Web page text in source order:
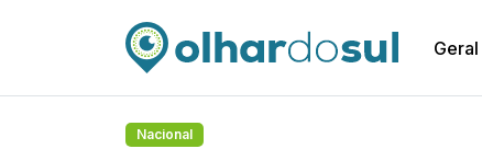
Geral
Nacional